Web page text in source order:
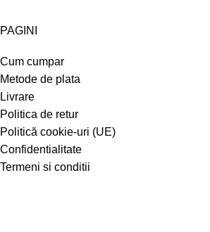
PAGINI
Cum cumpar
Metode de plata
Livrare
Politica de retur
Politică cookie-uri (UE)
Confidentialitate
Termeni si conditii